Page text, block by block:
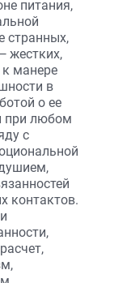
питания,
странных,
жестких,
к манере
в
о ее
при любом
с
контактов.